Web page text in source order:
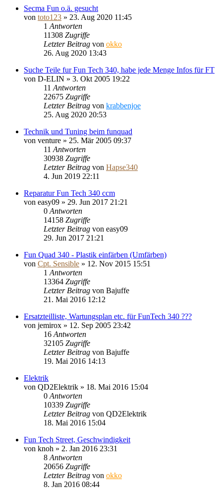
Secma Fun o.ä. gesucht
von toto123 » 23. Aug 2020 11:45
1 Antworten
11308 Zugriffe
Letzter Beitrag von okko
26. Aug 2020 13:43
Suche Teile fur Fun Tech 340, habe jede Menge Infos für FT
von D-ELIN » 3. Okt 2005 19:22
11 Antworten
22675 Zugriffe
Letzter Beitrag von krabbenjoe
25. Aug 2020 20:53
Technik und Tuning beim funquad
von venture » 25. Mär 2005 09:37
11 Antworten
30938 Zugriffe
Letzter Beitrag von Hapse340
4. Jun 2019 22:11
Reparatur Fun Tech 340 ccm
von easy09 » 29. Jun 2017 21:21
0 Antworten
14158 Zugriffe
Letzter Beitrag von easy09
29. Jun 2017 21:21
Fun Quad 340 - Plastik einfärben (Umfärben)
von Cpt. Sensible » 12. Nov 2015 15:51
1 Antworten
13364 Zugriffe
Letzter Beitrag von Bajuffe
21. Mai 2016 12:12
Ersatzteilliste, Wartungsplan etc. für FunTech 340 ???
von jemirox » 12. Sep 2005 23:42
16 Antworten
32105 Zugriffe
Letzter Beitrag von Bajuffe
19. Mai 2016 14:13
Elektrik
von QD2Elektrik » 18. Mai 2016 15:04
0 Antworten
10339 Zugriffe
Letzter Beitrag von QD2Elektrik
18. Mai 2016 15:04
Fun Tech Street, Geschwindigkeit
von knoh » 2. Jan 2016 23:31
8 Antworten
20656 Zugriffe
Letzter Beitrag von okko
8. Jan 2016 08:44